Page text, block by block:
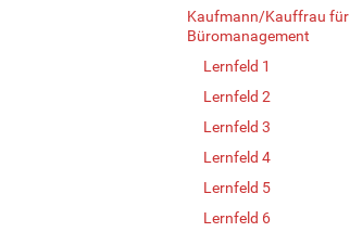
Kaufmann/Kauffrau für
Büromanagement
Lernfeld 1
Lernfeld 2
Lernfeld 3
Lernfeld 4
Lernfeld 5
Lernfeld 6